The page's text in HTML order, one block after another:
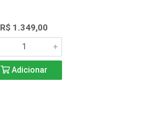
R$ 1.349,00
Adicionar